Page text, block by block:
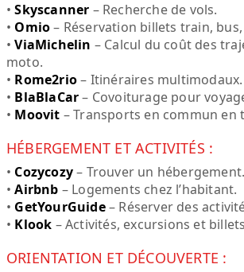
•Skyscanner – Recherche de vols.
• Omio– Réservation billets train,
•ViaMichelin – Calcul du coût des
moto.
• Rome2rio– Itinéraires multimodaux.
• BlaBlaCar– Covoiturage pour
• Moovit – Transports en commun en
HÉBERGEMENT ET ACTIVITÉS :
• Cozycozy– Trouver un hébergement.
•Airbnb – Logements chez l’habitant.
• GetYourGuide– Réserver des
• Klook – Activités, excursions et
ORIENTATION ET DÉCOUVERTE :